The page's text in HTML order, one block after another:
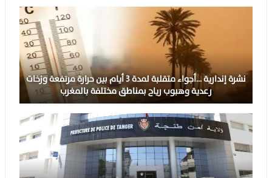
نشرة إندارية …أجواء متقلبة لمدة 3 أيام بين حرارة مرتفعة وزخات
رعدية وهبوب رياح بمناطق مختلفة بالمغرب